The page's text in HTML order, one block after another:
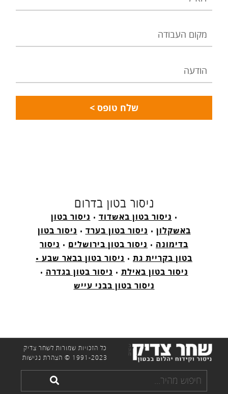
הודעה
ניסור בטון בדרום
• ניסור בטון באשדוד • ניסור בטון
באשקלון • ניסור בטון בערד • ניסור בטון
בדימונה • ניסור בטון בירושלים • ניסור
בטון בקריית גת • ניסור בטון בבאר שבע •
ניסור בטון באילת • ניסור בטון בגדרה •
ניסור בטון בבני עייש
כל הזכויות שמורות לשחר צדיק
1991-2023 ©
הצהרת נגישות
חיפוש
מהיר
חפש